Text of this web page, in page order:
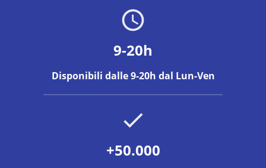
9-20h
Disponibili dalle 9-20h dal Lun-Ven
+50.000